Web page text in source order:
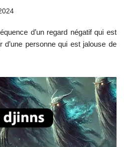
d’un regard négatif qui est
d’une personne qui est jalouse de